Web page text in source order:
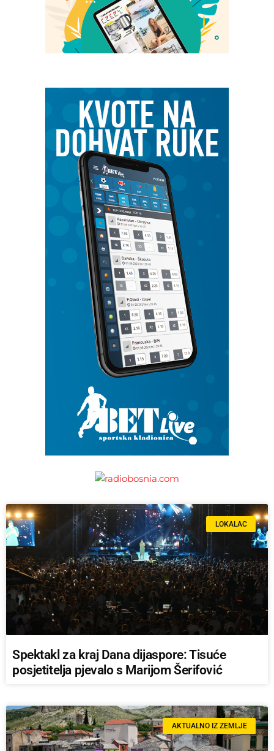
LOKALAC
Spektakl za kraj Dana dijaspore: Tisuće
posjetitelja pjevalo s Marijom Šerifović
AKTUALNO IZ ZEMLJE